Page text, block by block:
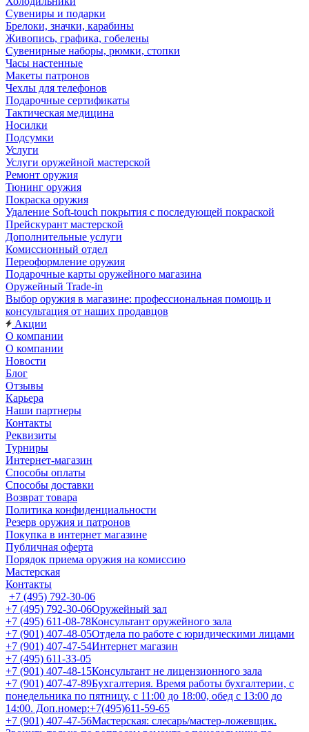
Сувениры и подарки
Брелоки, значки, карабины
Живопись, графика, гобелены
Сувенирные наборы, рюмки, стопки
Часы настенные
Макеты патронов
Чехлы для телефонов
Подарочные сертификаты
Тактическая медицина
Носилки
Подсумки
Услуги
Услуги оружейной мастерской
Ремонт оружия
Тюнинг оружия
Покраска оружия
Удаление Soft-touch покрытия с последующей покраской
Прейскурант мастерской
Дополнительные услуги
Комиссионный отдел
Переоформление оружия
Подарочные карты оружейного магазина
Оружейный Trade-in
Выбор оружия в магазине: профессиональная помощь и
консультация от наших продавцов
Акции
О компании
О компании
Новости
Блог
Отзывы
Карьера
Наши партнеры
Контакты
Реквизиты
Турниры
Интернет-магазин
Способы оплаты
Способы доставки
Возврат товара
Политика конфиденциальности
Резерв оружия и патронов
Покупка в интернет магазине
Публичная оферта
Порядок приема оружия на комиссию
Мастерская
Контакты
+7 (495) 792-30-06
+7 (495) 792-30-06Оружейный зал
+7 (495) 611-08-78Консультант оружейного зала
+7 (901) 407-48-05Отдела по работе с юридическими лицами
+7 (901) 407-47-54Интернет магазин
+7 (495) 611-33-05
+7 (901) 407-48-15Консультант не лицензионного зала
+7 (901) 407-47-89Бухгалтерия. Время работы бухгалтерии, с
понедельника по пятницу, с 11:00 до 18:00, обед с 13:00 до
14:00. Доп.номер:+7(495)611-59-65
+7 (901) 407-47-56Мастерская: слесарь/мастер-ложевщик.